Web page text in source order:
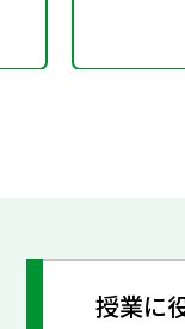
授業に